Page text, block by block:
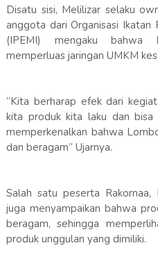
Disatu sisi, Melilizar selaku
anggota dari Organisasi Ikatan
(IPEMI) mengaku bahwa
memperluas jaringan UMKM
“Kita berharap efek dari
kita produk kita laku dan
memperkenalkan bahwa
dan beragam” Ujarnya.
Salah satu peserta
juga menyampaikan bahwa
beragam, sehingga
produk unggulan yang dimiliki.